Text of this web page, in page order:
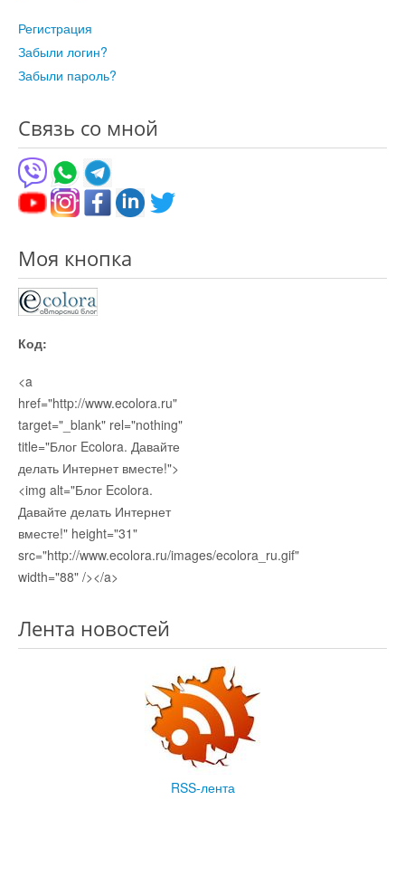
Регистрация
Забыли логин?
Забыли пароль?
Связь со мной
Моя кнопка
Код:
<a
href="http://www.ecolora.ru"
target="_blank" rel="nothing"
title="Блог Ecolora. Давайте
делать Интернет вместе!">
<img alt="Блог Ecolora.
Давайте делать Интернет
вместе!" height="31"
src="http://www.ecolora.ru/images/ecolora_ru.gif"
width="88" /></a>
Лента новостей
RSS-лента